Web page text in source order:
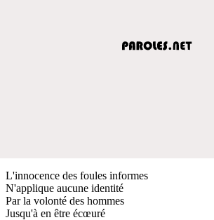
L'innocence des foules informes
N'applique aucune identité
Par la volonté des hommes
Jusqu'à en être écœuré